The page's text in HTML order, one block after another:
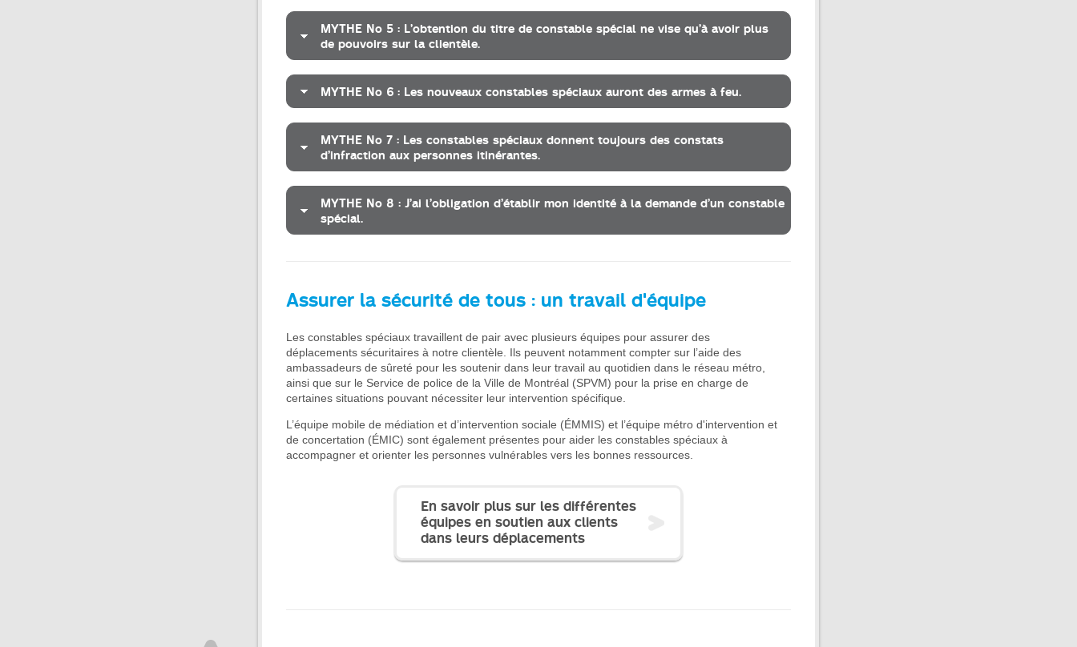
MYTHE No 5 : L’obtention du titre de constable spécial ne vise qu’à avoir plus
de pouvoirs sur la clientèle.
MYTHE No 6 : Les nouveaux constables spéciaux auront des armes à feu.
MYTHE No 7 : Les constables spéciaux donnent toujours des constats
d’infraction aux personnes itinérantes.
MYTHE No 8 : J’ai l’obligation d’établir mon identité à la demande d’un constable
spécial.
Assurer la sécurité de tous : un travail d'équipe
Les constables spéciaux travaillent de pair avec plusieurs équipes pour assurer des
déplacements sécuritaires à notre clientèle. Ils peuvent notamment compter sur l’aide des
ambassadeurs de sûreté pour les soutenir dans leur travail au quotidien dans le réseau métro,
ainsi que sur le Service de police de la Ville de Montréal (SPVM) pour la prise en charge de
certaines situations pouvant nécessiter leur intervention spécifique.
L’équipe mobile de médiation et d’intervention sociale (ÉMMIS) et l’équipe métro d'intervention et
de concertation (ÉMIC) sont également présentes pour aider les constables spéciaux à
accompagner et orienter les personnes vulnérables vers les bonnes ressources.
En savoir plus sur les différentes
équipes en soutien aux clients
dans leurs déplacements